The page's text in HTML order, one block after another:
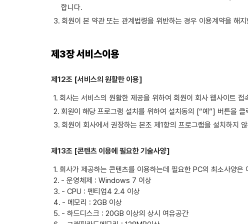
합니다.
회원이 본 약관 또는 관계법령을 위반하는 경우 이용계약을 해
제3장 서비스이용
제12조 [서비스의 원활한 이용]
회사는 서비스의 원활한 제공을 위하여 회원이 회사 웹사이트
회원이 해당 프로그램 설치를 위하여 설치동의 [“예”] 버튼을
회원이 회사에서 권장하는 본조 제1항의 프로그램을 설치하지
제13조 [콘텐츠 이용에 필요한 기술사양]
회사가 제공하는 콘텐츠를 이용하는데 필요한 PC의 최소사양은
- 운영체제 : Windows 7 이상
- CPU : 펜티엄4 2.4 이상
- 메모리 : 2GB 이상
- 하드디스크 : 20GB 이상의 상시 여유공간